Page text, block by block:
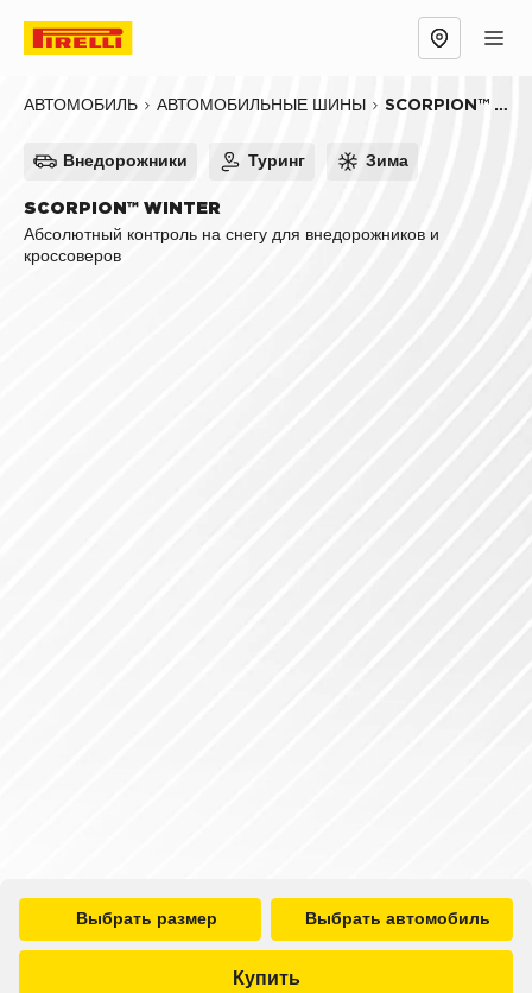
АВТОМОБИЛЬ АВТОМОБИЛЬНЫЕ ШИНЫ SCORPION™ WINTER
Внедорожники Туринг Зима
SCORPION™ WINTER
Абсолютный контроль на снегу для внедорожников и
кроссоверов
Выбрать размер Выбрать автомобиль
Купить